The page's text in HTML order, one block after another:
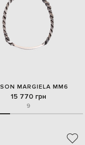
MARGIELA MM6
15 770 грн
9